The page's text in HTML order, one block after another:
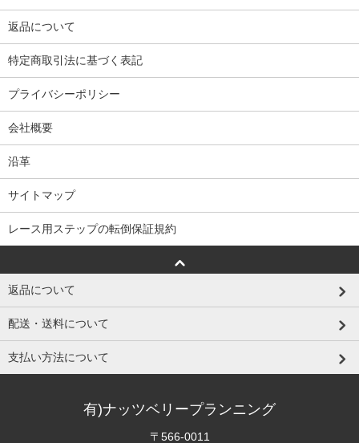
返品について
特定商取引法に基づく表記
プライバシーポリシー
会社概要
沿革
サイトマップ
レース用ステップの転倒保証規約
返品について
配送・送料について
支払い方法について
有)ナッツベリープランニング
〒566-0011